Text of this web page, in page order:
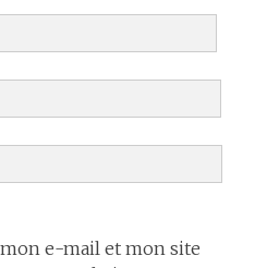
e-mail et mon site